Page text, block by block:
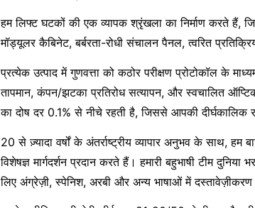
हम लिफ्ट घटकों की एक व्यापक श्रृंखला का निर्माण करते हैं,
मॉड्यूलर कैबिनेट, बर्बरता-रोधी संचालन पैनल, त्वरित
प्रत्येक उत्पाद में गुणवत्ता को कठोर परीक्षण प्रोटोकॉल के
तापमान, कंपन/झटका प्रतिरोध सत्यापन, और स्वचालित
कादोष दर 0.1% से नीचे रहती है, जिससे आपकी
20 से ज़्यादा वर्षों के अंतर्राष्ट्रीय व्यापार अनुभव के साथ,
विशेषज्ञ मार्गदर्शन प्रदान करते हैं। हमारी बहुभाषी टीम
लिए अंग्रेज़ी, स्पेनिश, अरबी और अन्य भाषाओं में दस्तावेज़ीकरण